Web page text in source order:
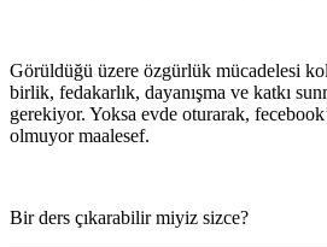
Görüldüğü üzere özgürlük mücadelesi
birlik, fedakarlık, dayanışma ve katkı
gerekiyor. Yoksa evde oturarak,
olmuyor maalesef.
Bir ders çıkarabilir miyiz sizce?